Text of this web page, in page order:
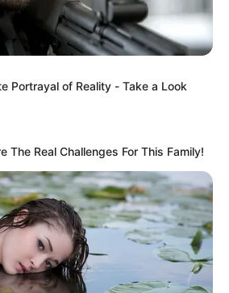
BOGOTÁ EN GOOGLE NEWS
EN ALERTA
todas las noticias que le
Para estar bien informado, por
las notificaciones de Alerta.
Portrayal of Reality - Take a Look
The Real Challenges For This Family!